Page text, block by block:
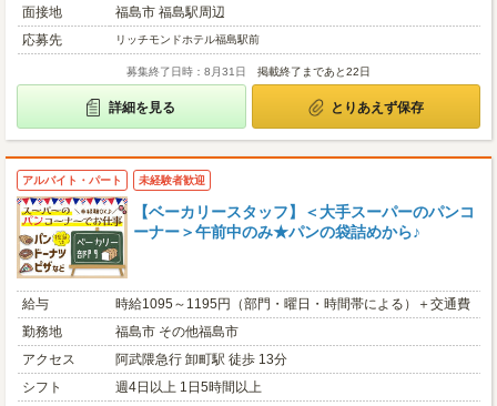
面接地
福島市 福島駅周辺
応募先
リッチモンドホテル福島駅前
募集終了日時：8月31日 掲載終了まであと22日
詳細を見る とりあえず保存
アルバイト・パート 未経験者歓迎
【ベーカリースタッフ】＜大手スーパーのパンコ
ーナー＞午前中のみ★パンの袋詰めから♪
給与
時給1095～1195円（部門・曜日・時間帯による）＋交通費
勤務地
福島市 その他福島市
アクセス
阿武隈急行 卸町駅 徒歩 13分
シフト
週4日以上 1日5時間以上